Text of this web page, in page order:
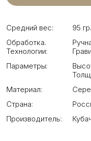
Средний вес:
95 гр.
Обработка.
Технологии:
Параметры:
Материал:
Страна:
Производитель: